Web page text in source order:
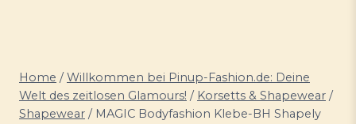
Home / Willkommen bei Pinup-Fashion.de: Deine
Welt des zeitlosen Glamours! / Korsetts & Shapewear /
Shapewear / MAGIC Bodyfashion Klebe-BH Shapely